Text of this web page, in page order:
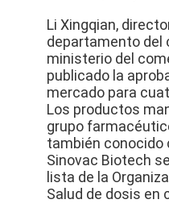
Li Xingqian,
departamento del
ministerio del
publicado la
mercado para
Los productos
grupo
también conocido
Sinovac Biotech
lista de la
Salud de dosis en